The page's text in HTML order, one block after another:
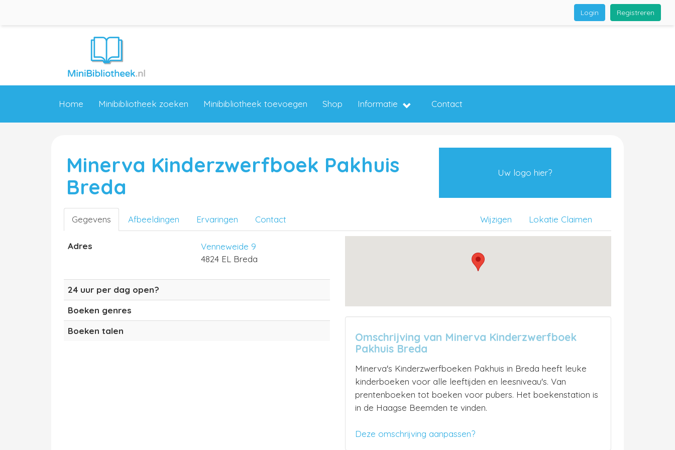
Registreren
Login
Home Minibibliotheek zoeken Minibibliotheek toevoegen Shop Informatie Contact
Minerva Kinderzwerfboek Pakhuis
Breda
Uw logo hier?
Gegevens Afbeeldingen Ervaringen Contact Lokatie Claimen
Wijzigen
Adres
Venneweide 9
4824 EL Breda
24 uur per dag open?
Boeken genres
Boeken talen
Omschrijving van Minerva Kinderzwerfboek
Pakhuis Breda
Minerva's Kinderzwerfboeken Pakhuis in Breda heeft leuke
kinderboeken voor alle leeftijden en leesniveau's. Van
prentenboeken tot boeken voor pubers. Het boekenstation is
in de Haagse Beemden te vinden.
Deze omschrijving aanpassen?